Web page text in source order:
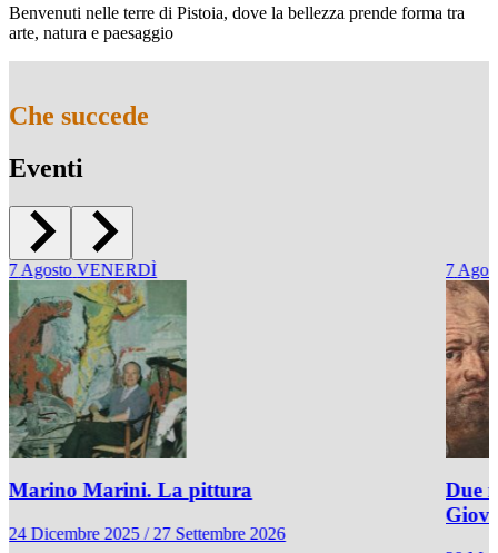
Benvenuti nelle terre di Pistoia, dove la bellezza prende forma tra
arte, natura e paesaggio
Che succede
Eventi
7Agosto VENERDÌ
Marino Marini. La pittura
24 Dicembre 2025 / 27 Settembre 2026
7
Due